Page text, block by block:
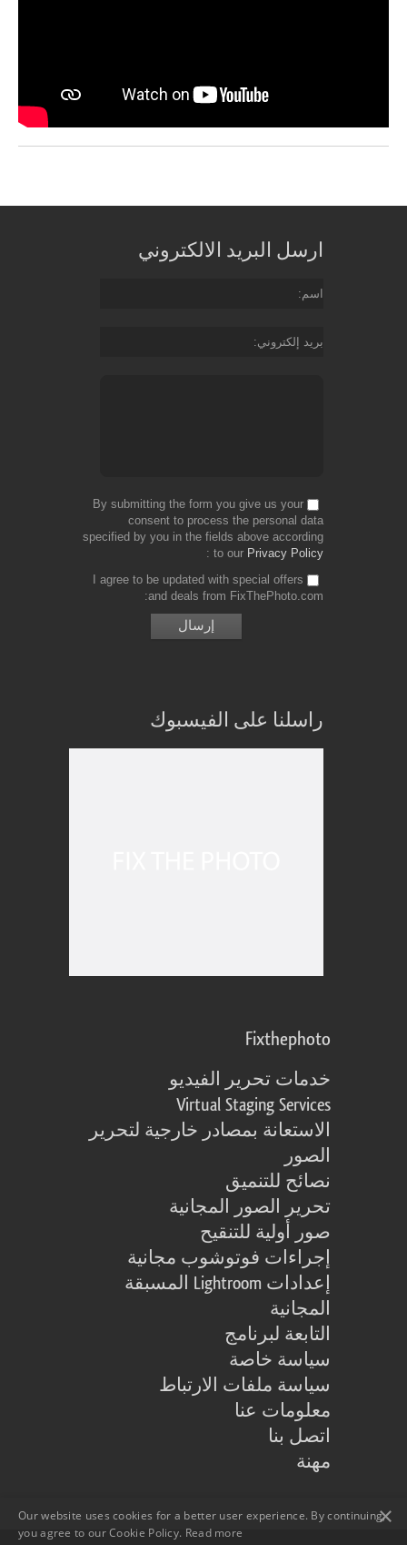
ارسل البريد الالكتروني
اسم
بريد إلكتروني
By submitting the form you give us your
consent to process the personal data
specified by you in the fields above according
to our Privacy Policy
I agree to be updated with special offers
and deals from FixThePhoto.com
راسلنا على الفيسبوك
Fixthephoto
خدمات تحرير الفيديو
Virtual Staging Services
الاستعانة بمصادر خارجية لتحرير
الصور
نصائح للتنميق
تحرير الصور المجانية
صور أولية للتنقيح
إجراءات فوتوشوب مجانية
إعدادات Lightroom المسبقة
المجانية
التابعة لبرنامج
سياسة خاصة
سياسة ملفات الارتباط
معلومات عنا
اتصل بنا
مهنة
×
Our website uses cookies for a better user experience. By continuing,
you agree to our Cookie Policy. Read more